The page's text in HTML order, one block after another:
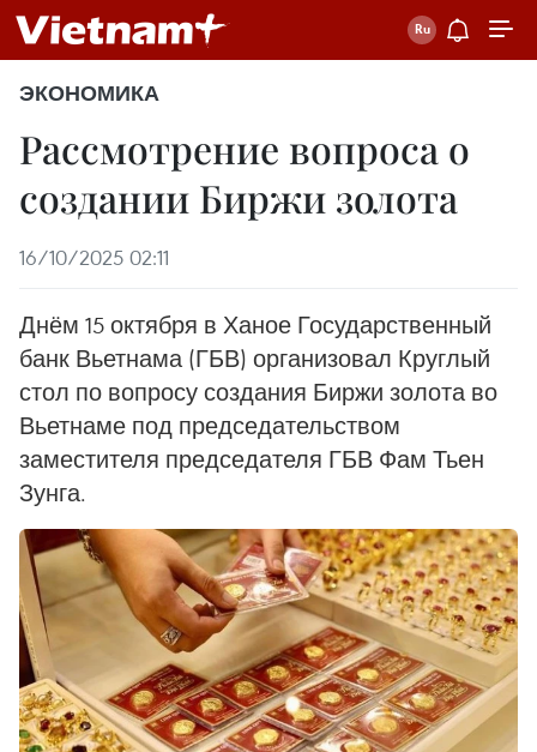
ЭКОНОМИКА
Рассмотрение вопроса о
создании Биржи золота
16/10/2025 02:11
Днём 15 октября в Ханое Государственный
банк Вьетнама (ГБВ) организовал Круглый
стол по вопросу создания Биржи золота во
Вьетнаме под председательством
заместителя председателя ГБВ Фам Тьен
Зунга.